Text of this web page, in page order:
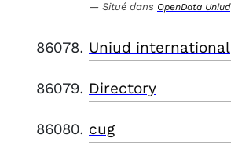
Situé dans OpenData Uniud
Uniud international
Directory
cug